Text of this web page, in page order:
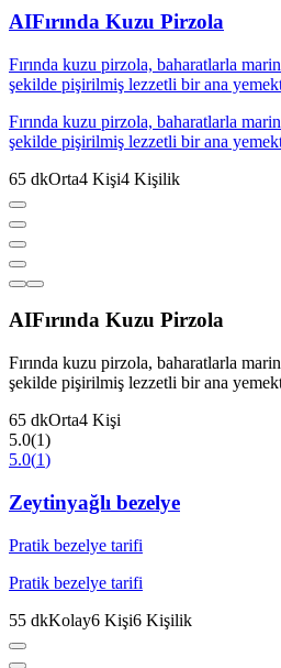
AIFırında Kuzu Pirzola
Fırında kuzu pirzola, baharatlarla
şekilde pişirilmiş lezzetli bir ana
Fırında kuzu pirzola, baharatlarla
şekilde pişirilmiş lezzetli bir ana
65 dkOrta4 Kişi4 Kişilik
AIFırında Kuzu Pirzola
Fırında kuzu pirzola, baharatlarla
şekilde pişirilmiş lezzetli bir ana
65 dkOrta4 Kişi
5.0(1)
5.0(1)
Zeytinyağlı bezelye
Pratik bezelye tarifi
Pratik bezelye tarifi
55 dkKolay6 Kişi6 Kişilik